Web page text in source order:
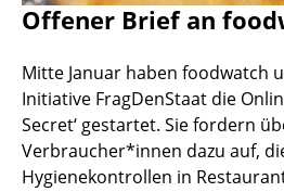
Offener Brief an
Mitte Januar haben foodwatch
Initiative FragDenStaat die
Secret‘ gestartet. Sie fordern
Verbraucher*innen dazu auf,
Hygienekontrollen in